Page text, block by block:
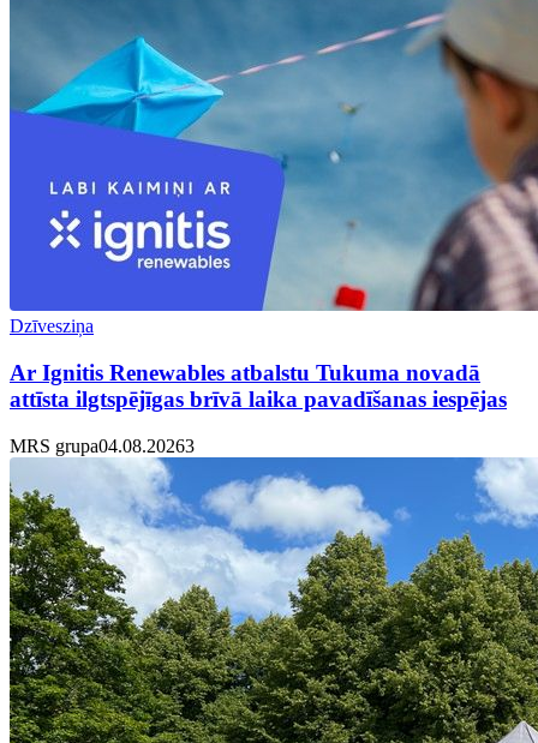
Dzīvesziņa
Ar Ignitis Renewables atbalstu Tukuma novadā
attīsta ilgtspējīgas brīvā laika pavadīšanas iespējas
MRS grupa04.08.20263